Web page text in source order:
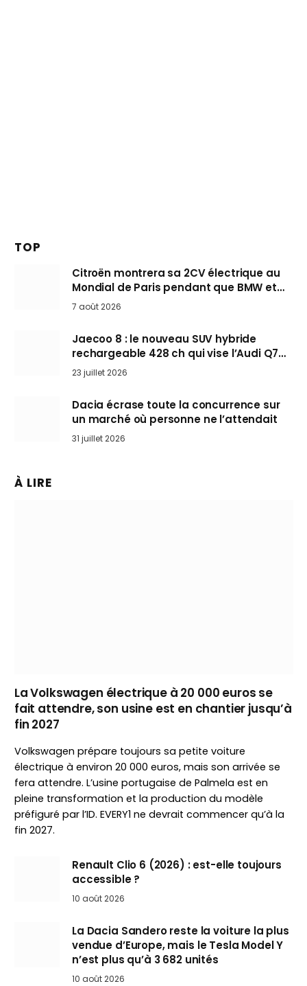
TOP
Citroën montrera sa 2CV électrique au
Mondial de Paris pendant que BMW et
Mini désertent le salon
7 août 2026
Jaecoo 8 : le nouveau SUV hybride
rechargeable 428 ch qui vise l’Audi Q7
arrive en Europe cet automne
23 juillet 2026
Dacia écrase toute la concurrence sur
un marché où personne ne l’attendait
31 juillet 2026
À LIRE
La Volkswagen électrique à 20 000 euros se
fait attendre, son usine est en chantier jusqu’à
fin 2027
Volkswagen prépare toujours sa petite voiture
électrique à environ 20 000 euros, mais son arrivée se
fera attendre. L’usine portugaise de Palmela est en
pleine transformation et la production du modèle
préfiguré par l’ID. EVERY1 ne devrait commencer qu’à la
fin 2027.
Renault Clio 6 (2026) : est-elle toujours
accessible ?
10 août 2026
La Dacia Sandero reste la voiture la plus
vendue d’Europe, mais le Tesla Model Y
n’est plus qu’à 3 682 unités
10 août 2026